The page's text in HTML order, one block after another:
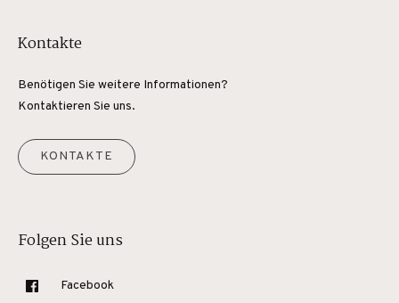
Kontakte
Benötigen Sie weitere Informationen?
Kontaktieren Sie uns.
KONTAKTE
Folgen Sie uns
Facebook